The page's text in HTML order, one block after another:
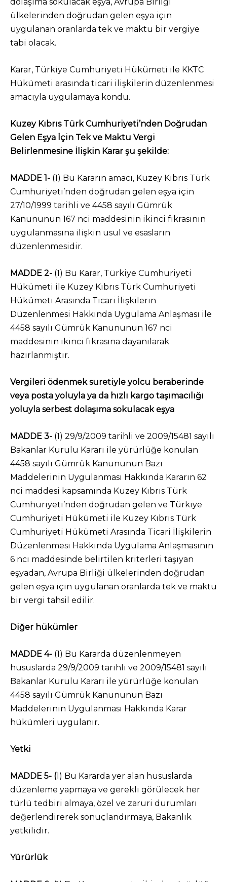
ülkelerinden doğrudan gelen eşya için
uygulanan oranlarda tek ve maktu bir vergiye
tabi olacak.
Karar, Türkiye Cumhuriyeti Hükümeti ile KKTC
Hükümeti arasında ticari ilişkilerin düzenlenmesi
amacıyla uygulamaya kondu.
Kuzey Kıbrıs Türk Cumhuriyeti’nden Doğrudan
Gelen Eşya İçin Tek ve Maktu Vergi
Belirlenmesine İlişkin Karar şu şekilde:
MADDE 1- (1) Bu Kararın amacı, Kuzey Kıbrıs Türk
Cumhuriyeti’nden doğrudan gelen eşya için
27/10/1999 tarihli ve 4458 sayılı Gümrük
Kanununun 167 nci maddesinin ikinci fıkrasının
uygulanmasına ilişkin usul ve esasların
düzenlenmesidir.
MADDE 2- (1) Bu Karar, Türkiye Cumhuriyeti
Hükümeti ile Kuzey Kıbrıs Türk Cumhuriyeti
Hükümeti Arasında Ticari İlişkilerin
Düzenlenmesi Hakkında Uygulama Anlaşması ile
4458 sayılı Gümrük Kanununun 167 nci
maddesinin ikinci fıkrasına dayanılarak
hazırlanmıştır.
Vergileri ödenmek suretiyle yolcu beraberinde
veya posta yoluyla ya da hızlı kargo taşımacılığı
yoluyla serbest dolaşıma sokulacak eşya
MADDE 3- (1) 29/9/2009 tarihli ve 2009/15481 sayılı
Bakanlar Kurulu Kararı ile yürürlüğe konulan
4458 sayılı Gümrük Kanununun Bazı
Maddelerinin Uygulanması Hakkında Kararın 62
nci maddesi kapsamında Kuzey Kıbrıs Türk
Cumhuriyeti’nden doğrudan gelen ve Türkiye
Cumhuriyeti Hükümeti ile Kuzey Kıbrıs Türk
Cumhuriyeti Hükümeti Arasında Ticari İlişkilerin
Düzenlenmesi Hakkında Uygulama Anlaşmasının
6 ncı maddesinde belirtilen kriterleri taşıyan
eşyadan, Avrupa Birliği ülkelerinden doğrudan
gelen eşya için uygulanan oranlarda tek ve maktu
bir vergi tahsil edilir.
Diğer hükümler
MADDE 4- (1) Bu Kararda düzenlenmeyen
hususlarda 29/9/2009 tarihli ve 2009/15481 sayılı
Bakanlar Kurulu Kararı ile yürürlüğe konulan
4458 sayılı Gümrük Kanununun Bazı
Maddelerinin Uygulanması Hakkında Karar
hükümleri uygulanır.
Yetki
MADDE 5- (1) Bu Kararda yer alan hususlarda
düzenleme yapmaya ve gerekli görülecek her
türlü tedbiri almaya, özel ve zaruri durumları
değerlendirerek sonuçlandırmaya, Bakanlık
yetkilidir.
Yürürlük